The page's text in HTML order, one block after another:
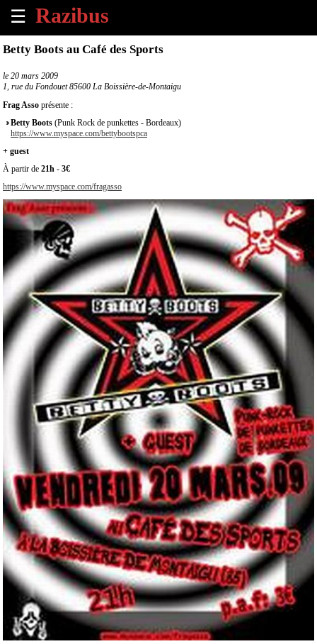
☰
×
Tous
évènements
à
venir
Annoncer
un
évènement
Contact
propos
Betty Boots au Café des Sports
le 20 mars 2009
1, rue du Fondouet 85600 La Boissière-de-Montaigu
Frag Asso présente :
Betty Boots (Punk Rock de punkettes - Bordeaux)
https://www.myspace.com/bettybootspca
+ guest
À partir de 21h - 3€
https://www.myspace.com/fragasso